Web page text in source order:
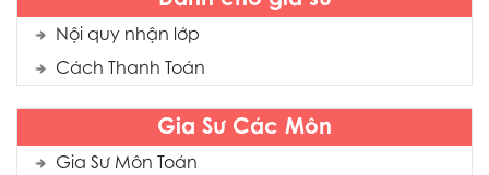
Nội quy nhận lớp
Cách Thanh Toán
Gia Sư Các Môn
Gia Sư Môn Toán